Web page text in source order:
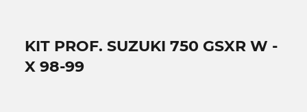
KIT PROF. SUZUKI 750 GSXR W -
X 98-99